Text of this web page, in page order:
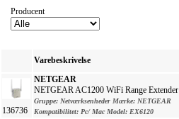
Producent
Varebeskrivelse
136736
NETGEAR
NETGEAR AC1200 WiFi Range Extender
Gruppe: Netværksenheder Mærke: NETGEAR
Kompatibilitet: Pc/ Mac Model: EX6120